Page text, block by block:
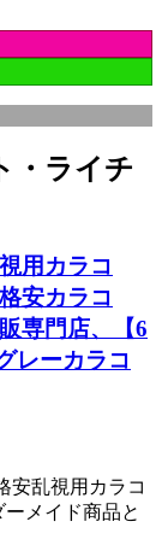
・ライチ
用カラコ
安カラコ
専門店、【6
レーカラコ
安乱視用カラコ
メイド商品と